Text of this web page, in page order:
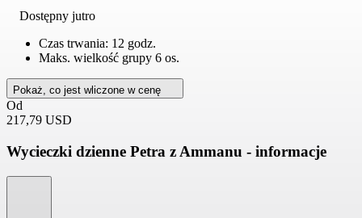
Dostępny jutro
Czas trwania: 12 godz.
Maks. wielkość grupy 6 os.
Pokaż, co jest wliczone w cenę
Od
217,79 USD
Wycieczki dzienne Petra z Ammanu - informacje